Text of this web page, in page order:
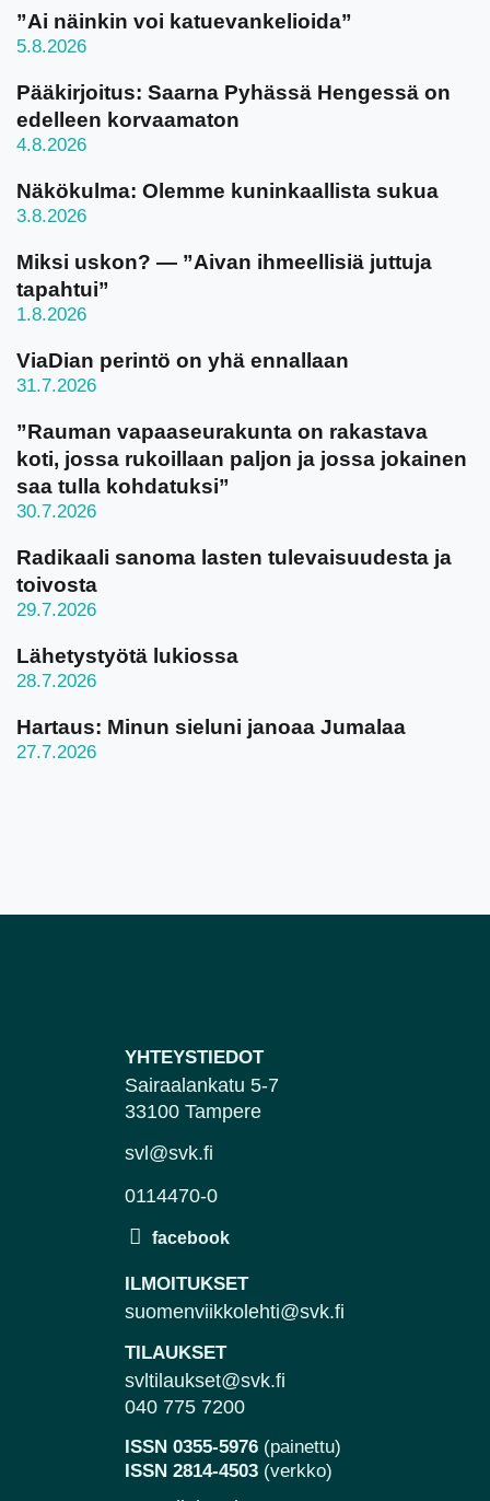
”Ai näinkin voi katuevankelioida”
5.8.2026
Pääkirjoitus: Saarna Pyhässä Hengessä on
edelleen korvaamaton
4.8.2026
Näkökulma: Olemme kuninkaallista sukua
3.8.2026
Miksi uskon? — ”Aivan ihmeellisiä juttuja
tapahtui”
1.8.2026
ViaDian perintö on yhä ennallaan
31.7.2026
”Rauman vapaaseurakunta on rakastava
koti, jossa rukoillaan paljon ja jossa jokainen
saa tulla kohdatuksi”
30.7.2026
Radikaali sanoma lasten tulevaisuudesta ja
toivosta
29.7.2026
Lähetystyötä lukiossa
28.7.2026
Hartaus: Minun sieluni janoaa Jumalaa
27.7.2026
YHTEYSTIEDOT
Sairaalankatu 5-7
33100 Tampere
svl@svk.fi
0114470-0
ILMOITUKSET
suomenviikkolehti@svk.fi
TILAUKSET
svltilaukset@svk.fi
040 775 7200
ISSN 0355-5976 (painettu)
ISSN 2814-4503 (verkko)